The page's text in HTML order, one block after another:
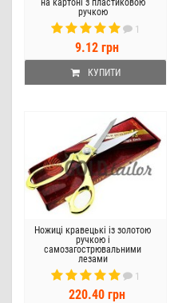
ручкою
1
9.12 грн
КУПИТИ
Ножиці кравецькі із золотою
ручкою і
самозагострювальними
лезами
1
220.40 грн